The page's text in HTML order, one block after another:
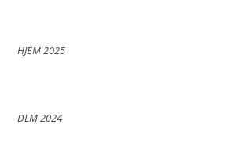
HJEM 2025
DLM 2024